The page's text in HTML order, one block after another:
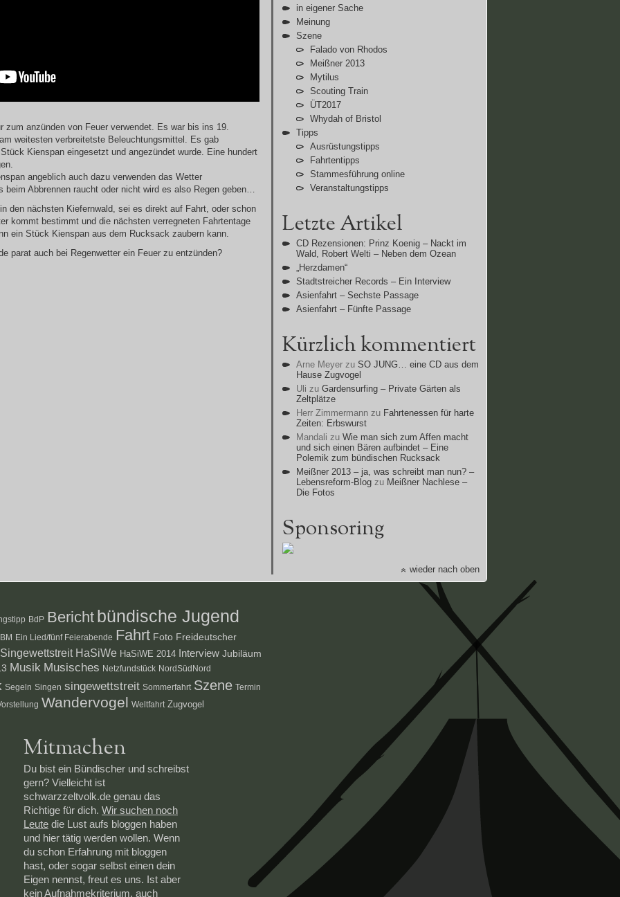
zum anzünden von Feuer verwendet. Es war bis ins 19.
weitesten verbreitetste Beleuchtungsmittel. Es gab
Kienspan eingesetzt und angezündet wurde. Eine hundert
angeblich auch dazu verwenden das Wetter
beim Abbrennen raucht oder nicht wird es also Regen geben…
den nächsten Kiefernwald, sei es direkt auf Fahrt, oder schon
kommt bestimmt und die nächsten verregneten Fahrtentage
ein Stück Kienspan aus dem Rucksack zaubern kann.
parat auch bei Regenwetter ein Feuer zu entzünden?
in eigener Sache
Meinung
Szene
Falado von Rhodos
Meißner 2013
Mytilus
Scouting Train
ÜT2017
Whydah of Bristol
Tipps
Ausrüstungstipps
Fahrtentipps
Stammesführung online
Veranstaltungstipps
Letzte Artikel
CD Rezensionen: Prinz Koenig – Nackt im
Wald, Robert Welti – Neben dem Ozean
„Herzdamen“
Stadtstreicher Records – Ein Interview
Asienfahrt – Sechste Passage
Asienfahrt – Fünfte Passage
Kürzlich kommentiert
Arne Meyer zu SO JUNG… eine CD aus dem
Hause Zugvogel
Uli zu Gardensurfing – Private Gärten als
Zeltplätze
Herr Zimmermann zu Fahrtenessen für harte
Zeiten: Erbswurst
Mandali zu Wie man sich zum Affen macht
und sich einen Bären aufbindet – Eine
Polemik zum bündischen Rucksack
Meißner 2013 – ja, was schreibt man nun? –
Lebensreform-Blog zu Meißner Nachlese –
Die Fotos
Sponsoring
wieder nach oben
BdP Bericht bündische Jugend
Ein Lied/fünf Feierabende Fahrt Foto Freideutscher
HaSiWe HaSiWE 2014 Interview Jubiläum
Musik Musisches Netzfundstück NordSüdNord
Segeln Singen singewettstreit Sommerfahrt Szene Termin
Wandervogel Weltfahrt Zugvogel
Mitmachen
Du bist ein Bündischer und schreibst
gern? Vielleicht ist
schwarzzeltvolk.de genau das
Richtige für dich. Wir suchen noch
Leute die Lust aufs bloggen haben
und hier tätig werden wollen. Wenn
du schon Erfahrung mit bloggen
hast, oder sogar selbst einen dein
Eigen nennst, freut es uns. Ist aber
kein Aufnahmekriterium, auch